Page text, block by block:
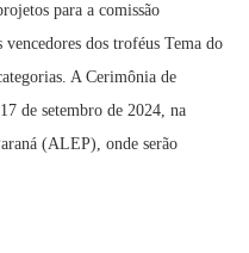
para a comissão
dos troféus Tema do
A Cerimônia de
de setembro de 2024, na
(ALEP), onde serão